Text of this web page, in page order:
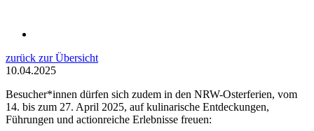
zurück zur Übersicht
10.04.2025
Besucher*innen dürfen sich zudem in den NRW-Osterferien, vom
14. bis zum 27. April 2025, auf kulinarische Entdeckungen,
Führungen und actionreiche Erlebnisse freuen: